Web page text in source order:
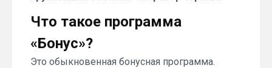
Что такое программа
«Бонус»?
Это обыкновенная бонусная программа.